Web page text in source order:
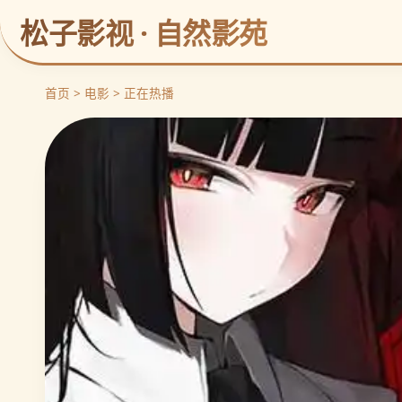
松子影视 · 自然影苑
首页 > 电影 > 正在热播